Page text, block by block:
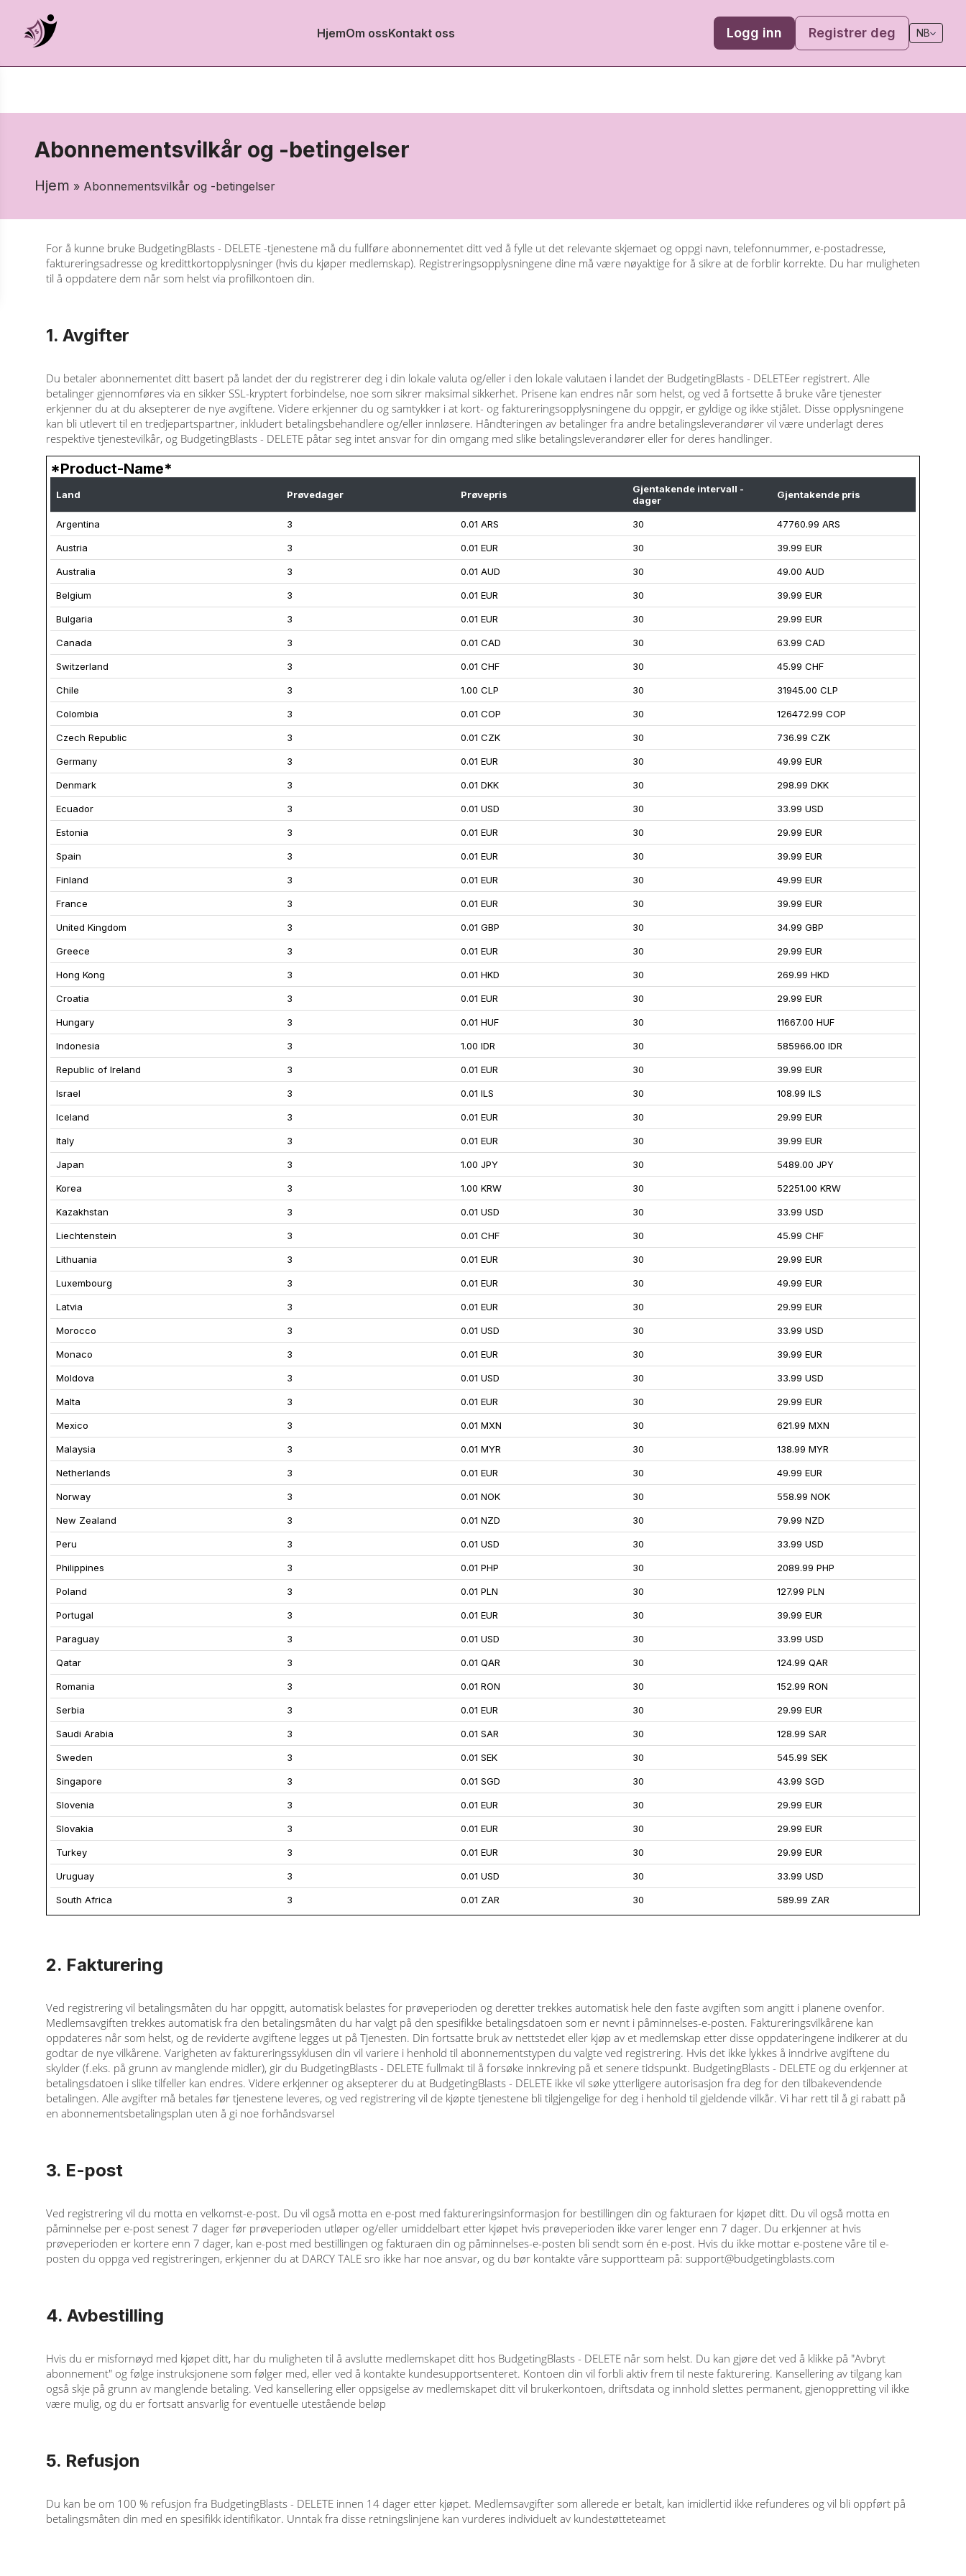
HjemOm ossKontakt oss Logg inn Registrer deg NB
Abonnementsvilkår og -betingelser
Hjem » Abonnementsvilkår og -betingelser
For å kunne bruke BudgetingBlasts - DELETE -tjenestene må du fullføre abonnementet ditt ved å fylle ut det relevante skjemaet og oppgi navn, telefonnummer, e-postadresse,
faktureringsadresse og kredittkortopplysninger (hvis du kjøper medlemskap). Registreringsopplysningene dine må være nøyaktige for å sikre at de forblir korrekte. Du har muligheten
til å oppdatere dem når som helst via profilkontoen din.
1. Avgifter
Du betaler abonnementet ditt basert på landet der du registrerer deg i din lokale valuta og/eller i den lokale valutaen i landet der BudgetingBlasts - DELETEer registrert. Alle
betalinger gjennomføres via en sikker SSL-kryptert forbindelse, noe som sikrer maksimal sikkerhet. Prisene kan endres når som helst, og ved å fortsette å bruke våre tjenester
erkjenner du at du aksepterer de nye avgiftene. Videre erkjenner du og samtykker i at kort- og faktureringsopplysningene du oppgir, er gyldige og ikke stjålet. Disse opplysningene
kan bli utlevert til en tredjepartspartner, inkludert betalingsbehandlere og/eller innløsere. Håndteringen av betalinger fra andre betalingsleverandører vil være underlagt deres
respektive tjenestevilkår, og BudgetingBlasts - DELETE påtar seg intet ansvar for din omgang med slike betalingsleverandører eller for deres handlinger.
*Product-Name*
Land Prøvedager Prøvepris
Gjentakende intervall -
dager
Gjentakende pris
Argentina 3 0.01 ARS 30 47760.99 ARS
Austria 3 0.01 EUR 30 39.99 EUR
Australia 3 0.01 AUD 30 49.00 AUD
Belgium 3 0.01 EUR 30 39.99 EUR
Bulgaria 3 0.01 EUR 30 29.99 EUR
Canada 3 0.01 CAD 30 63.99 CAD
Switzerland 3 0.01 CHF 30 45.99 CHF
Chile 3 1.00 CLP 30 31945.00 CLP
Colombia 3 0.01 COP 30 126472.99 COP
Czech Republic 3 0.01 CZK 30 736.99 CZK
Germany 3 0.01 EUR 30 49.99 EUR
Denmark 3 0.01 DKK 30 298.99 DKK
Ecuador 3 0.01 USD 30 33.99 USD
Estonia 3 0.01 EUR 30 29.99 EUR
Spain 3 0.01 EUR 30 39.99 EUR
Finland 3 0.01 EUR 30 49.99 EUR
France 3 0.01 EUR 30 39.99 EUR
United Kingdom 3 0.01 GBP 30 34.99 GBP
Greece 3 0.01 EUR 30 29.99 EUR
Hong Kong 3 0.01 HKD 30 269.99 HKD
Croatia 3 0.01 EUR 30 29.99 EUR
Hungary 3 0.01 HUF 30 11667.00 HUF
Indonesia 3 1.00 IDR 30 585966.00 IDR
Republic of Ireland 3 0.01 EUR 30 39.99 EUR
Israel 3 0.01 ILS 30 108.99 ILS
Iceland 3 0.01 EUR 30 29.99 EUR
Italy 3 0.01 EUR 30 39.99 EUR
Japan 3 1.00 JPY 30 5489.00 JPY
Korea 3 1.00 KRW 30 52251.00 KRW
Kazakhstan 3 0.01 USD 30 33.99 USD
Liechtenstein 3 0.01 CHF 30 45.99 CHF
Lithuania 3 0.01 EUR 30 29.99 EUR
Luxembourg 3 0.01 EUR 30 49.99 EUR
Latvia 3 0.01 EUR 30 29.99 EUR
Morocco 3 0.01 USD 30 33.99 USD
Monaco 3 0.01 EUR 30 39.99 EUR
Moldova 3 0.01 USD 30 33.99 USD
Malta 3 0.01 EUR 30 29.99 EUR
Mexico 3 0.01 MXN 30 621.99 MXN
Malaysia 3 0.01 MYR 30 138.99 MYR
Netherlands 3 0.01 EUR 30 49.99 EUR
Norway 3 0.01 NOK 30 558.99 NOK
New Zealand 3 0.01 NZD 30 79.99 NZD
Peru 3 0.01 USD 30 33.99 USD
Philippines 3 0.01 PHP 30 2089.99 PHP
Poland 3 0.01 PLN 30 127.99 PLN
Portugal 3 0.01 EUR 30 39.99 EUR
Paraguay 3 0.01 USD 30 33.99 USD
Qatar 3 0.01 QAR 30 124.99 QAR
Romania 3 0.01 RON 30 152.99 RON
Serbia 3 0.01 EUR 30 29.99 EUR
Saudi Arabia 3 0.01 SAR 30 128.99 SAR
Sweden 3 0.01 SEK 30 545.99 SEK
Singapore 3 0.01 SGD 30 43.99 SGD
Slovenia 3 0.01 EUR 30 29.99 EUR
Slovakia 3 0.01 EUR 30 29.99 EUR
Turkey 3 0.01 EUR 30 29.99 EUR
Uruguay 3 0.01 USD 30 33.99 USD
South Africa 3 0.01 ZAR 30 589.99 ZAR
2. Fakturering
Ved registrering vil betalingsmåten du har oppgitt, automatisk belastes for prøveperioden og deretter trekkes automatisk hele den faste avgiften som angitt i planene ovenfor.
Medlemsavgiften trekkes automatisk fra den betalingsmåten du har valgt på den spesifikke betalingsdatoen som er nevnt i påminnelses-e-posten. Faktureringsvilkårene kan
oppdateres når som helst, og de reviderte avgiftene legges ut på Tjenesten. Din fortsatte bruk av nettstedet eller kjøp av et medlemskap etter disse oppdateringene indikerer at du
godtar de nye vilkårene. Varigheten av faktureringssyklusen din vil variere i henhold til abonnementstypen du valgte ved registrering. Hvis det ikke lykkes å inndrive avgiftene du
skylder (f.eks. på grunn av manglende midler), gir du BudgetingBlasts - DELETE fullmakt til å forsøke innkreving på et senere tidspunkt. BudgetingBlasts - DELETE og du erkjenner at
betalingsdatoen i slike tilfeller kan endres. Videre erkjenner og aksepterer du at BudgetingBlasts - DELETE ikke vil søke ytterligere autorisasjon fra deg for den tilbakevendende
betalingen. Alle avgifter må betales før tjenestene leveres, og ved registrering vil de kjøpte tjenestene bli tilgjengelige for deg i henhold til gjeldende vilkår. Vi har rett til å gi rabatt på
en abonnementsbetalingsplan uten å gi noe forhåndsvarsel
3. E-post
Ved registrering vil du motta en velkomst-e-post. Du vil også motta en e-post med faktureringsinformasjon for bestillingen din og fakturaen for kjøpet ditt. Du vil også motta en
påminnelse per e-post senest 7 dager før prøveperioden utløper og/eller umiddelbart etter kjøpet hvis prøveperioden ikke varer lenger enn 7 dager. Du erkjenner at hvis
prøveperioden er kortere enn 7 dager, kan e-post med bestillingen og fakturaen din og påminnelses-e-posten bli sendt som én e-post. Hvis du ikke mottar e-postene våre til e-
posten du oppga ved registreringen, erkjenner du at DARCY TALE sro ikke har noe ansvar, og du bør kontakte våre supportteam på: support@budgetingblasts.com
4. Avbestilling
Hvis du er misfornøyd med kjøpet ditt, har du muligheten til å avslutte medlemskapet ditt hos BudgetingBlasts - DELETE når som helst. Du kan gjøre det ved å klikke på "Avbryt
abonnement" og følge instruksjonene som følger med, eller ved å kontakte kundesupportsenteret. Kontoen din vil forbli aktiv frem til neste fakturering. Kansellering av tilgang kan
også skje på grunn av manglende betaling. Ved kansellering eller oppsigelse av medlemskapet ditt vil brukerkontoen, driftsdata og innhold slettes permanent, gjenoppretting vil ikke
være mulig, og du er fortsatt ansvarlig for eventuelle utestående beløp
5. Refusjon
Du kan be om 100 % refusjon fra BudgetingBlasts - DELETE innen 14 dager etter kjøpet. Medlemsavgifter som allerede er betalt, kan imidlertid ikke refunderes og vil bli oppført på
betalingsmåten din med en spesifikk identifikator. Unntak fra disse retningslinjene kan vurderes individuelt av kundestøtteteamet